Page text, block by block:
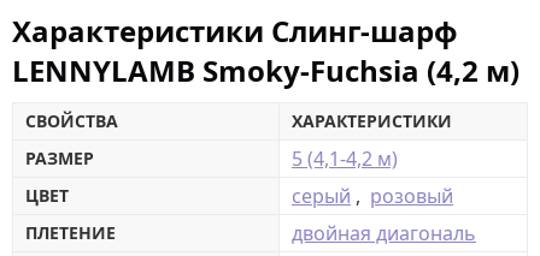
Характеристики Слинг-шарф
LENNYLAMB Smoky-Fuchsia (4,2 м)
СВОЙСТВА
ХАРАКТЕРИСТИКИ
РАЗМЕР
5 (4,1-4,2 м)
ЦВЕТ серый , розовый
ПЛЕТЕНИЕ двойная диагональ